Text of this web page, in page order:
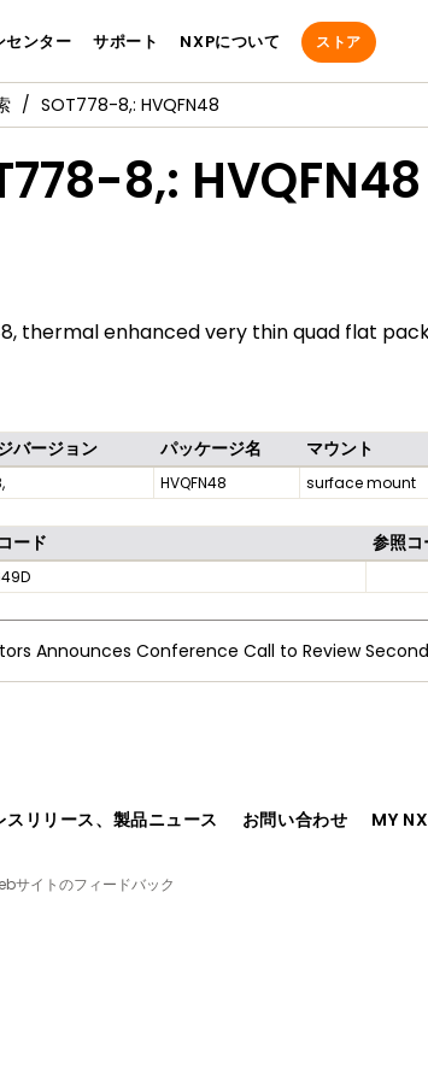
センター サポート NXPについて ストア
SOT778-8,: HVQFN48
8,: HVQFN48
thermal enhanced very thin quad flat
バージョン パッケージ名 マウント
HVQFN48 surface mount
ード 参照コ
スリリース、製品ニュース お問い合わせ MY
サイトのフィードバック